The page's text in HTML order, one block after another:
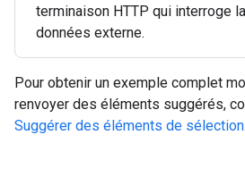
terminaison HTTP qui interroge
données externe.
Pour obtenir un exemple complet
renvoyer des éléments suggérés,
Suggérer des éléments de sélection.